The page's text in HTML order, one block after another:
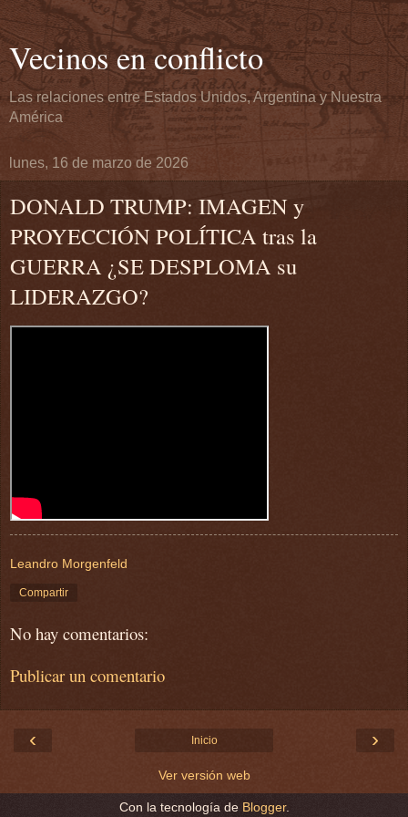
Vecinos en conflicto
Las relaciones entre Estados Unidos, Argentina y Nuestra
América
lunes, 16 de marzo de 2026
DONALD TRUMP: IMAGEN y
PROYECCIÓN POLÍTICA tras la
GUERRA ¿SE DESPLOMA su
LIDERAZGO?
Leandro Morgenfeld
Compartir
No hay comentarios:
Publicar un comentario
‹ ›
Inicio
Ver versión web
Con la tecnología de Blogger.